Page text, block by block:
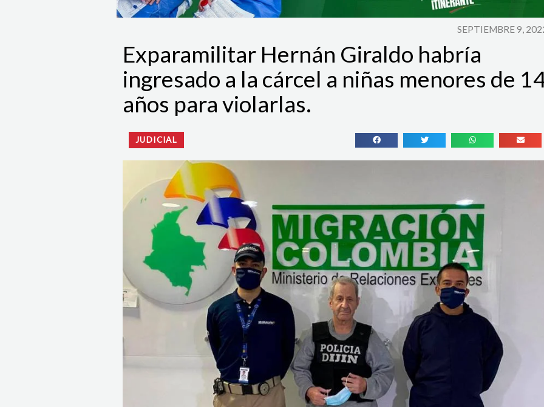
SEPTIEMBRE 9,
Exparamilitar Hernán Giraldo habría
ingresado a la cárcel a niñas menores de
años para violarlas.
JUDICIAL